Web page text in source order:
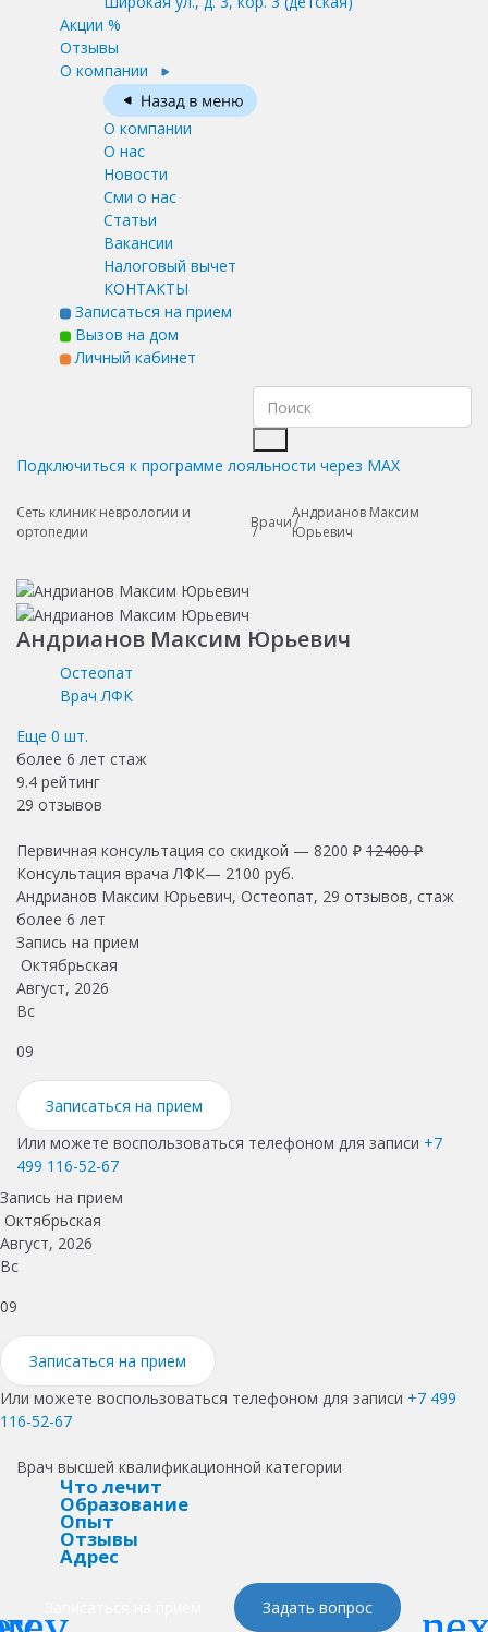
Акции %
Отзывы
О компании
О компании
О нас
Новости
Сми о нас
Статьи
Вакансии
Налоговый вычет
КОНТАКТЫ
Записаться на прием
Вызов на дом
Личный кабинет
Подключиться к программе лояльности через MAX
Сеть клиник неврологии и
ортопедии
Врачи
Андрианов Максим
Юрьевич
Андрианов Максим Юрьевич
Остеопат
Врач ЛФК
Еще 0 шт.
более 6 лет стаж
9.4 рейтинг
29 отзывов
Первичная консультация со скидкой — 8200 ₽ 12400 ₽
Консультация врача ЛФК— 2100 руб.
Андрианов Максим Юрьевич, Остеопат, 29 отзывов, стаж
более 6 лет
Запись на прием
Октябрьская
Август, 2026
Вс
09
Записаться на прием
Или можете воспользоваться телефоном для записи +7
499 116-52-67
Запись на прием
Октябрьская
Август, 2026
Вс
09
Записаться на прием
Или можете воспользоваться телефоном для записи +7 499
116-52-67
Врач высшей квалификационной категории
Что лечит
Образование
Опыт
Отзывы
Адрес
Задать вопрос